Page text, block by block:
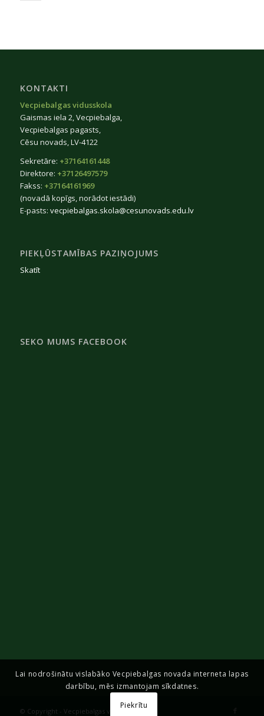
KONTAKTI
Vecpiebalgas vidusskola
Gaismas iela 2, Vecpiebalga,
Vecpiebalgas pagasts,
Cēsu novads, LV-4122
Sekretāre: +37164161448
Direktore: +37126497579
Fakss: +37164161969
(novadā kopīgs, norādot iestādi)
E-pasts: vecpiebalgas.skola@cesunovads.edu.lv
PIEKĻŪSTAMĪBAS PAZIŅOJUMS
Skatīt
SEKO MUMS FACEBOOK
© Copyright - Vecpiebalgas vidusskola
Lai nodrošinātu vislabāko Vecpiebalgas novada interneta lapas
darbību, mēs izmantojam sīkdatnes.
Piekrītu